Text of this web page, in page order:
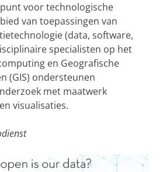
voor technologische
van toepassingen van
(data, software,
specialisten op het
en Geografische
(GIS) ondersteunen
met maatwerk
visualisaties.